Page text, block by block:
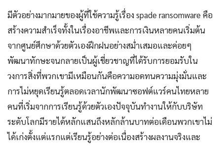
มีตัวอย่างมากมายของผู้ที่ใช้ความรู้เรื่อง spade ransomware คือ
สร้างความสำเร็จทั้งในเรื่องอาชีพและการเงินหลายคนเริ่มต้น
จากศูนย์ศึกษาด้วยตัวเองฝึกฝนอย่างสม่ำเสมอและค่อยๆ
พัฒนาทักษะจนกลายเป็นผู้เชี่ยวชาญที่ได้รับการยอมรับใน
วงการสิ่งที่พวกเขามีเหมือนกันคือความอดทนความมุ่งมั่นและ
การไม่หยุดเรียนรู้ตลอดเวลานักพัฒนาซอฟต์แวร์คนไทยหลาย
คนที่เริ่มจากการเรียนรู้ด้วยตัวเองปัจจุบันทำงานให้กับบริษัท
ระดับโลกมีรายได้หลักแสนถึงหลักล้านบาทต่อเดือนพวกเขาไม่
ได้เก่งตั้งแต่แรกแต่เรียนรู้อย่างต่อเนื่องสร้างผลงานจริงและ